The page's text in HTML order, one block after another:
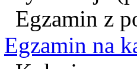
z
Egzamin na